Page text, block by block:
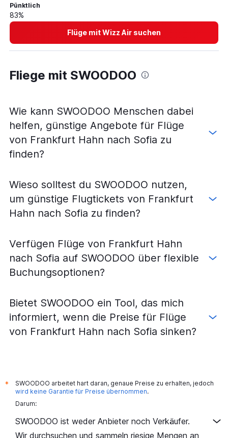
Pünktlich
83%
Flüge mit Wizz Air suchen
Fliege mit SWOODOO
Wie kann SWOODOO Menschen dabei
helfen, günstige Angebote für Flüge
von Frankfurt Hahn nach Sofia zu
finden?
Wieso solltest du SWOODOO nutzen,
um günstige Flugtickets von Frankfurt
Hahn nach Sofia zu finden?
Verfügen Flüge von Frankfurt Hahn
nach Sofia auf SWOODOO über flexible
Buchungsoptionen?
Bietet SWOODOO ein Tool, das mich
informiert, wenn die Preise für Flüge
von Frankfurt Hahn nach Sofia sinken?
*
SWOODOO arbeitet hart daran, genaue Preise zu erhalten, jedoch
wird keine Garantie für Preise übernommen.
Darum:
SWOODOO ist weder Anbieter noch Verkäufer.
Wir durchsuchen und sammeln riesige Mengen an